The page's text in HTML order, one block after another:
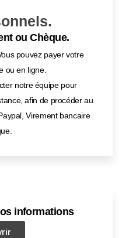
ou Chèque.
pouvez payer votre
ou en ligne.
notre équipe pour
afin de procéder au
Virement bancaire
informations